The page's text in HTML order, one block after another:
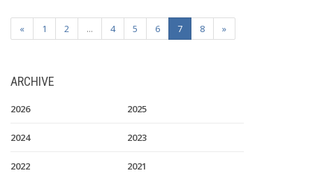
« 1 2 ... 4 5 6 7 8 »
ARCHIVE
2026 2025
2024 2023
2022 2021